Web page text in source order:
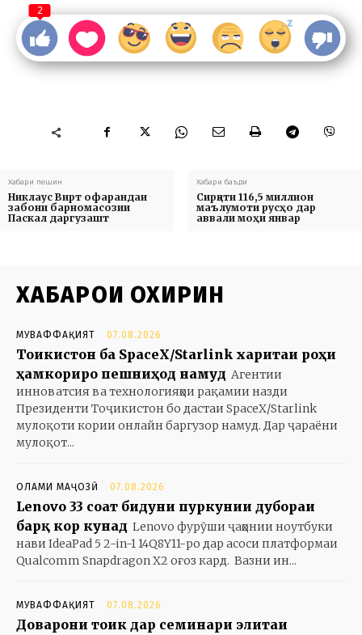
2
Хабари пешин
Никлаус Вирт офарандаи
забони барномасозии
Паскал даргузашт
Хабари баъди
Сирқати 116,5 миллион
маълумоти русҳо дар
аввали моҳи январ
ХАБАРҲОИ ОХИРИН
МУВАФФАҚИЯТ 07.08.2026
Тоҷикистон ба SpaceX/Starlink харитаи роҳи
ҳамкориро пешниҳод намуд Агентии
инноватсия ва технологияҳои рақамии назди
Президенти Тоҷикистон бо дастаи SpaceX/Starlink
мулоқоти кории онлайн баргузор намуд. Дар ҷараёни
мулоқот...
ОЛАМИ МАҶОЗӢ 07.08.2026
Lenovo 33 соат бидуни пуркунии дубораи
барқ кор кунад Lenovo фурӯши ҷаҳонии ноутбуки
нави IdeaPad 5 2-in-1 14Q8Y11-ро дар асоси платформаи
Qualcomm Snapdragon X2 оғоз кард. Вазни ин...
МУВАФФАҚИЯТ 07.08.2026
Доварони тоҷик дар семинари элитаи